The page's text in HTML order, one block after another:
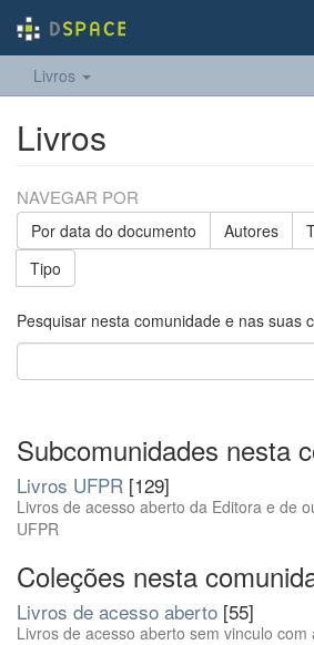
Livros
Livros
NAVEGAR POR
Por data do documento Autores
Tipo
Pesquisar nesta comunidade e nas suas
Subcomunidades nesta
Livros UFPR [129]
Livros de acesso aberto da Editora e de
UFPR
Coleções nesta
Livros de acesso aberto [55]
Livros de acesso aberto sem vinculo com